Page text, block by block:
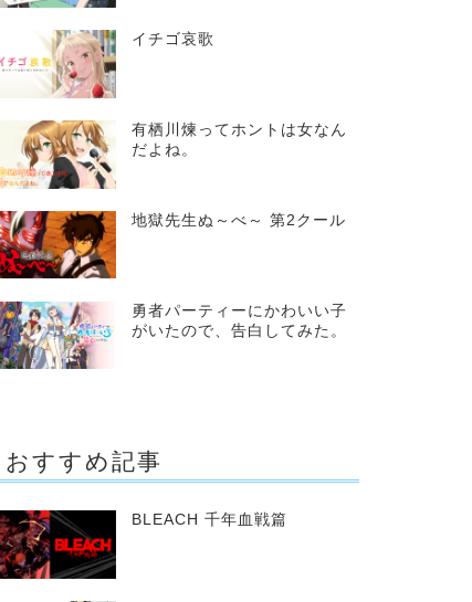
イチゴ哀歌
有栖川煉ってホントは女なん
だよね。
地獄先生ぬ～べ～ 第2クール
勇者パーティーにかわいい子
がいたので、告白してみた。
おすすめ記事
BLEACH 千年血戦篇